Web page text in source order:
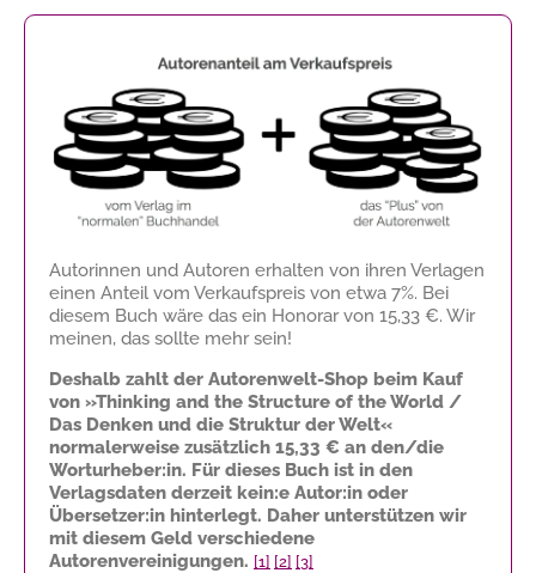
Autorinnen und Autoren erhalten von ihren Verlagen
einen Anteil vom Verkaufspreis von etwa 7%. Bei
diesem Buch wäre das ein Honorar von 15,33 €. Wir
meinen, das sollte mehr sein!
Deshalb zahlt der Autorenwelt-Shop beim Kauf
von »Thinking and the Structure of the World /
Das Denken und die Struktur der Welt«
normalerweise zusätzlich 15,33 € an den/die
Worturheber:in. Für dieses Buch ist in den
Verlagsdaten derzeit kein:e Autor:in oder
Übersetzer:in hinterlegt. Daher unterstützen wir
mit diesem Geld verschiedene
Autorenvereinigungen. [1] [2] [3]